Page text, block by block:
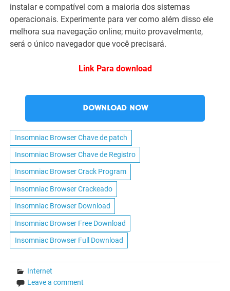
instalar e compatível com a maioria dos sistemas
operacionais. Experimente para ver como além disso ele
melhora sua navegação online; muito provavelmente,
será o único navegador que você precisará.
Link Para download
DOWNLOAD NOW
Insomniac Browser Chave de patch
Insomniac Browser Chave de Registro
Insomniac Browser Crack Program
Insomniac Browser Crackeado
Insomniac Browser Download
Insomniac Browser Free Download
Insomniac Browser Full Download
Internet
Leave a comment